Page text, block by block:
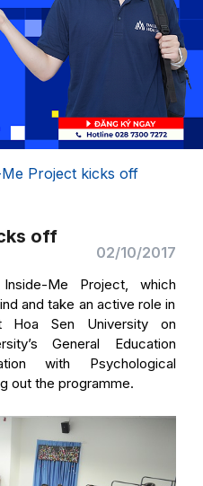
Project kicks off
off
02/10/2017
Me Project, which
and take an active role in
Hoa Sen University on
General Education
with Psychological
out the programme.